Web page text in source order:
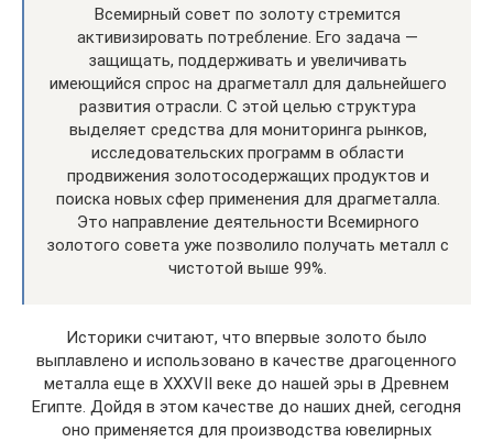
Всемирный совет по золоту стремится
активизировать потребление. Его задача —
защищать, поддерживать и увеличивать
имеющийся спрос на драгметалл для дальнейшего
развития отрасли. С этой целью структура
выделяет средства для мониторинга рынков,
исследовательских программ в области
продвижения золотосодержащих продуктов и
поиска новых сфер применения для драгметалла.
Это направление деятельности Всемирного
золотого совета уже позволило получать металл с
чистотой выше 99%.
Историки считают, что впервые золото было
выплавлено и использовано в качестве драгоценного
металла еще в XXXVII веке до нашей эры в Древнем
Египте. Дойдя в этом качестве до наших дней, сегодня
оно применяется для производства ювелирных